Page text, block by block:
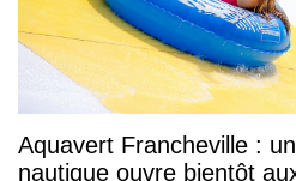
Aquavert Francheville :
nautique ouvre bientôt